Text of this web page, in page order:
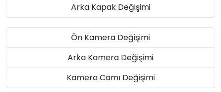
Arka Kapak Değişimi
Ön Kamera Değişimi
Arka Kamera Değişimi
Kamera Camı Değişimi